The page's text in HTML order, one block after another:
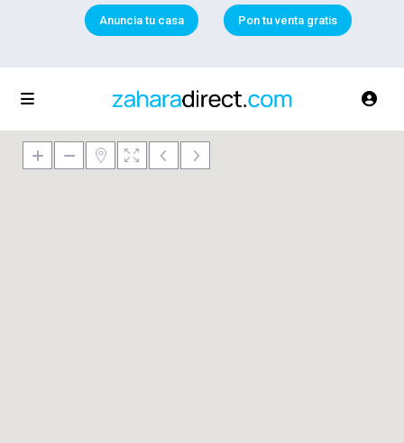
Anuncia tu casa Pon tu venta gratis